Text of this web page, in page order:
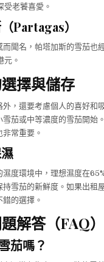
老饕喜愛。
Partagas）
聞名，帕塔加斯的雪茄也
。
擇與儲存
，還要考慮個人的喜好和
茄或中等濃度的雪茄開始
常重要。
濕度環境中，理想濕度在
雪茄的新鮮度。如果出租
的選擇。
解答（FAQ）
茄嗎？